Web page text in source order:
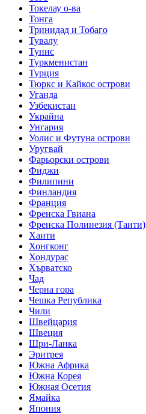
Токелау о-ва
Тонга
Тринидад и Тобаго
Тувалу
Тунис
Туркменистан
Турция
Тюркс и Кайкос острови
Уганда
Узбекистан
Украйна
Унгария
Уолис и Футуна острови
Уругвай
Фарьорски острови
Фиджи
Филипини
Финландия
Франция
Френска Гвиана
Френска Полинезия (Таити)
Хаити
Хонгконг
Хондурас
Хърватско
Чад
Черна гора
Чешка Република
Чили
Швейцария
Швеция
Шри-Ланка
Эритрея
Южна Африка
Южна Корея
Южная Осетия
Ямайка
Япония